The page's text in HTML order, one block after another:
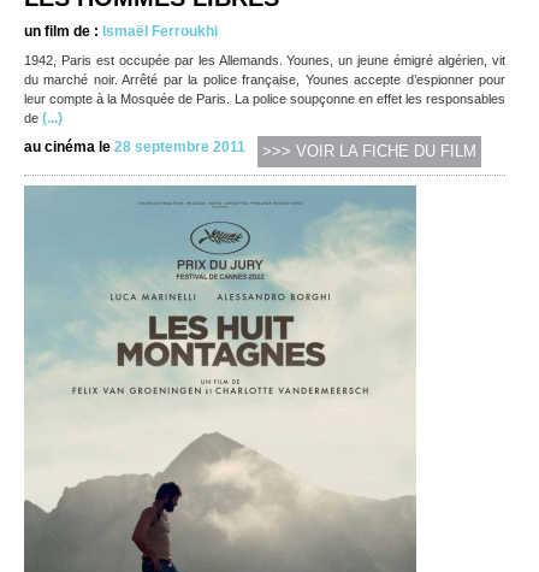
un film de : Ismaël Ferroukhi
1942, Paris est occupée par les Allemands. Younes, un jeune émigré algérien, vit
du marché noir. Arrêté par la police française, Younes accepte d’espionner pour
leur compte à la Mosquée de Paris. La police soupçonne en effet les responsables
de (...)
au cinéma le 28 septembre 2011 >>> VOIR LA FICHE DU FILM